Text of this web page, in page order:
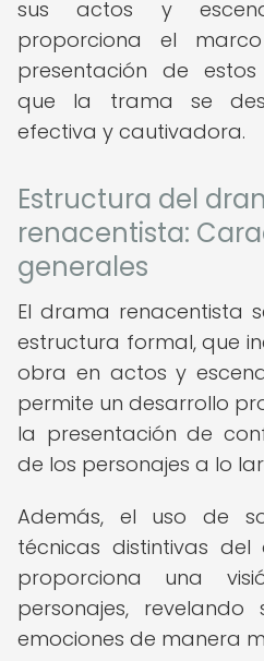
sus actos y
proporciona el
presentación de
que la trama se
efectiva y cautivadora.
Estructura del
renacentista:
generales
El drama renacentista
estructura formal, que
obra en actos y
permite un desarrollo
la presentación de
de los personajes a lo
Además, el uso de
técnicas distintivas
proporciona una
personajes, revelando
emociones de manera